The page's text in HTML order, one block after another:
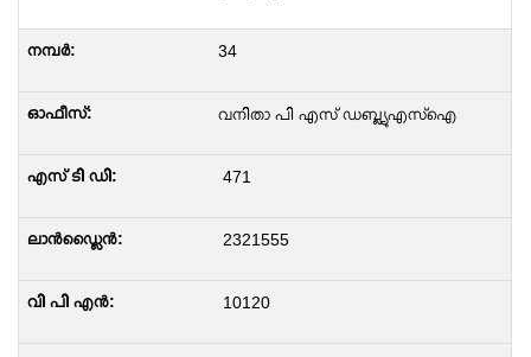
34
വനിതാ പി എസ് ഡബ്ല്യുഎസ്ഐ
471
2321555
10120